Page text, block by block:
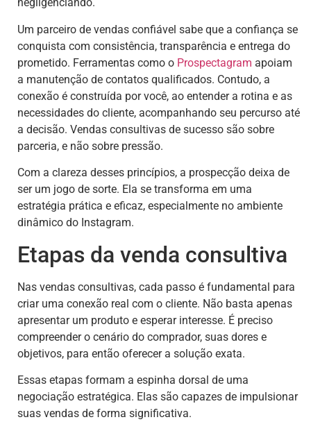
negligenciando.
Um parceiro de vendas confiável sabe que a confiança se
conquista com consistência, transparência e entrega do
prometido. Ferramentas como o Prospectagram apoiam
a manutenção de contatos qualificados. Contudo, a
conexão é construída por você, ao entender a rotina e as
necessidades do cliente, acompanhando seu percurso até
a decisão. Vendas consultivas de sucesso são sobre
parceria, e não sobre pressão.
Com a clareza desses princípios, a prospecção deixa de
ser um jogo de sorte. Ela se transforma em uma
estratégia prática e eficaz, especialmente no ambiente
dinâmico do Instagram.
Etapas da venda consultiva
Nas vendas consultivas, cada passo é fundamental para
criar uma conexão real com o cliente. Não basta apenas
apresentar um produto e esperar interesse. É preciso
compreender o cenário do comprador, suas dores e
objetivos, para então oferecer a solução exata.
Essas etapas formam a espinha dorsal de uma
negociação estratégica. Elas são capazes de impulsionar
suas vendas de forma significativa.